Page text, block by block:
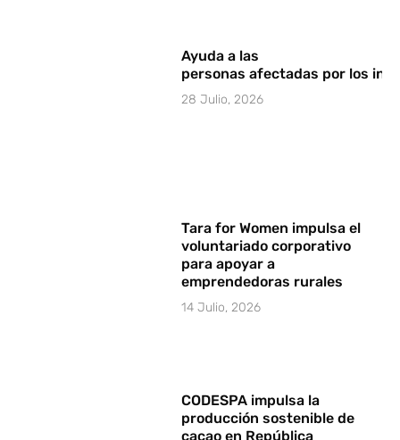
Ayuda a las
personas afectadas por los
28 Julio, 2026
Tara for Women impulsa el
voluntariado corporativo
para apoyar a
emprendedoras rurales
14 Julio, 2026
CODESPA impulsa la
producción sostenible de
cacao en República